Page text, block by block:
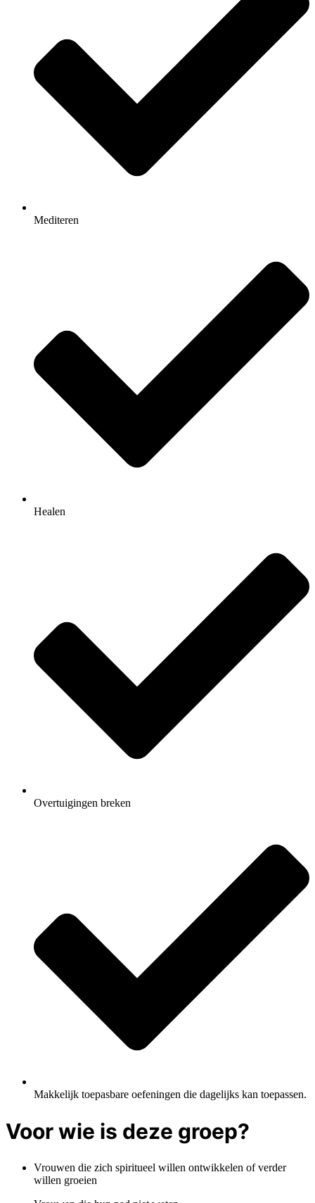
Mediteren
Healen
Overtuigingen breken
Makkelijk toepasbare oefeningen die dagelijks kan toepassen.
Voor wie is deze groep?
Vrouwen die zich spiritueel willen ontwikkelen of verder
willen groeien